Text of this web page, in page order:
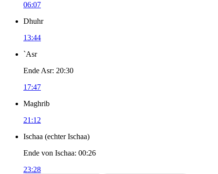
06:07
Dhuhr
13:44
`Asr
Ende Asr: 20:30
17:47
Maghrib
21:12
Ischaa (echter Ischaa)
Ende von Ischaa: 00:26
23:28